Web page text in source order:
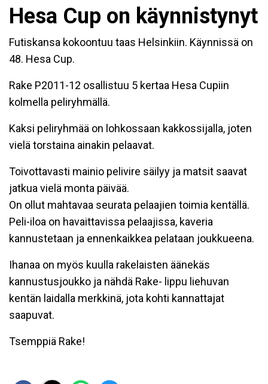
Hesa Cup on käynnistynyt
Futiskansa kokoontuu taas Helsinkiin. Käynnissä on
48. Hesa Cup.
Rake P2011-12 osallistuu 5 kertaa Hesa Cupiin
kolmella peliryhmällä.
Kaksi peliryhmää on lohkossaan kakkossijalla, joten
vielä torstaina ainakin pelaavat.
Toivottavasti mainio pelivire säilyy ja matsit saavat
jatkua vielä monta päivää.
On ollut mahtavaa seurata pelaajien toimia kentällä.
Peli-iloa on havaittavissa pelaajissa, kaveria
kannustetaan ja ennenkaikkea pelataan joukkueena.
Ihanaa on myös kuulla rakelaisten äänekäs
kannustusjoukko ja nähdä Rake- lippu liehuvan
kentän laidalla merkkinä, jota kohti kannattajat
saapuvat.
Tsemppiä Rake!